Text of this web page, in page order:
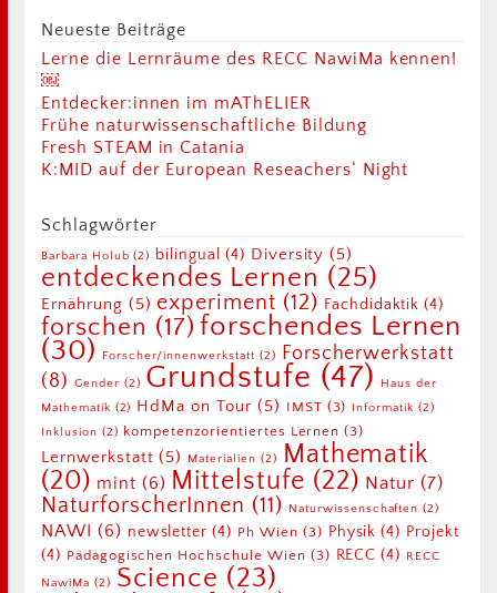
Neueste Beiträge
Lerne die Lernräume des RECC NawiMa kennen!
￼
Entdecker:innen im mAThELIER
Frühe naturwissenschaftliche Bildung
Fresh STEAM in Catania
K:MID auf der European Reseachers‘ Night
Schlagwörter
Barbara Holub (2) bilingual (4) Diversity (5)
entdeckendes Lernen (25)
Ernährung (5) experiment (12) Fachdidaktik (4)
forschen (17) forschendes Lernen
(30) Forscher/innenwerkstatt(2) Forscherwerkstatt
(8) Gender (2) Grundstufe (47)
Haus der
Mathematik (2) HdMa on Tour (5) IMST (3) Informatik (2)
Inklusion (2) kompetenzorientiertes Lernen (3)
Lernwerkstatt (5) Materialien (2)
Mathematik
(20) mint (6) Mittelstufe (22) Natur (7)
NaturforscherInnen (11) Naturwissenschaften (2)
NAWI (6) newsletter (4) Ph Wien (3) Physik (4) Projekt
(4) Pädagogischen Hochschule Wien (3) RECC (4) RECC
NawiMa (2) Science (23)